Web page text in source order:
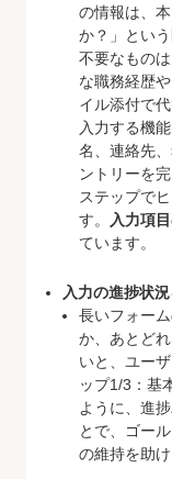
の情報は、
か？」とい
不要なもの
な職務経歴
イル添付で
入力する機
名、連絡先
ントリーを
ステップで
す。
入力項
ています。
入力の進捗状
長いフォー
か、あとど
いと、ユー
ップ1/3：基
ように、進
とで、ゴー
の維持を助け